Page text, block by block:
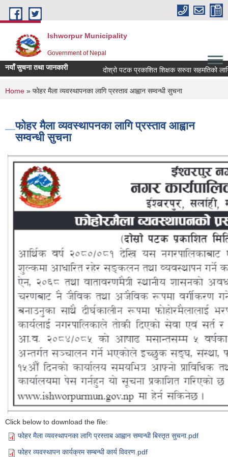
Skip to main content
Ishworpur Municipality
Government of Nepal
नयाँ सुचना तथा जानकारी दोश्रो पटक प्रकाशित शिक्षक सरुवा सहमतिको लागि
You are here
Home » फोहर मैला व्यवस्थापनका लागि प्रस्ताव आह्वान सम्वन्धी सुचना
फोहर मैला व्यवस्थापनका लागि प्रस्ताव आह्वान
सम्वन्धी सुचना
Click below to download the file:
फोहर मैला व्यवस्थापनका लागि प्रस्ताब आह्वान सम्वन्धी बिस्तृत सुचना.pdf
फोहर व्यवस्थापन कार्यक्रम सम्बन्धी कार्य विवरण.pdf